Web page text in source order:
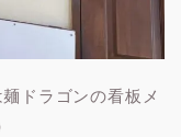
ドラゴンの看板メ